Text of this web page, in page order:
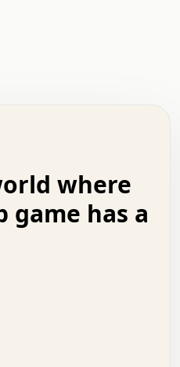
.   .   .   +   .   .
.   .   .   .   :   .
.   .   .   .   .   +
.   .   .   o   .   .
.   .   :   .   .   o
.   .   o   .   .   .
:   .   .   .   .   .
+   .   .   x   .   .
.   .   .   .   .   o
.   .   .   .   .   .
.   .   .   .   +   .
where
game has a